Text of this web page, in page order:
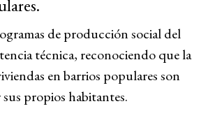
de producción social del
técnica, reconociendo que la
en barrios populares son
propios habitantes.